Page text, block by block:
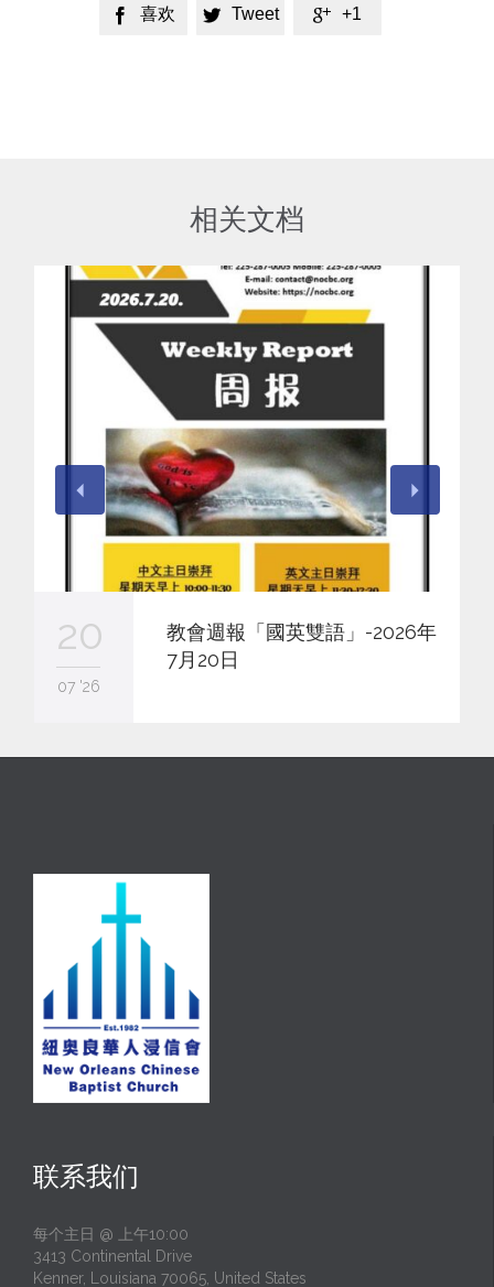
 喜欢  Tweet  +1
相关文档
20
07 '26
教會週報「國英雙語」-2026年
7月20日
联系我们
每个主日 @ 上午10:00
3413 Continental Drive
Kenner, Louisiana 70065, United States